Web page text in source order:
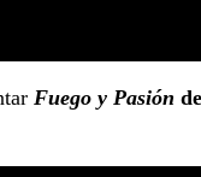
Fuego y Pasión